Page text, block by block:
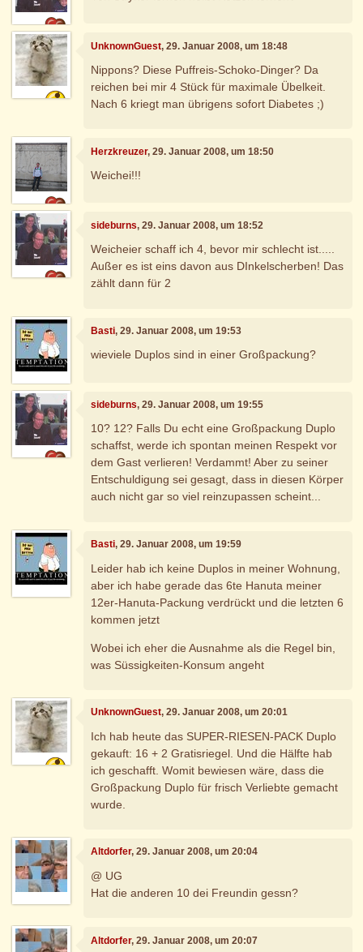
UnknownGuest, 29. Januar 2008, um 18:48
Nippons? Diese Puffreis-Schoko-Dinger? Da
reichen bei mir 4 Stück für maximale Übelkeit.
Nach 6 kriegt man übrigens sofort Diabetes ;)
Herzkreuzer, 29. Januar 2008, um 18:50
Weichei!!!
sideburns, 29. Januar 2008, um 18:52
Weicheier schaff ich 4, bevor mir schlecht ist.....
Außer es ist eins davon aus DInkelscherben! Das
zählt dann für 2
Basti, 29. Januar 2008, um 19:53
wieviele Duplos sind in einer Großpackung?
sideburns, 29. Januar 2008, um 19:55
10? 12? Falls Du echt eine Großpackung Duplo
schaffst, werde ich spontan meinen Respekt vor
dem Gast verlieren! Verdammt! Aber zu seiner
Entschuldigung sei gesagt, dass in diesen Körper
auch nicht gar so viel reinzupassen scheint...
Basti, 29. Januar 2008, um 19:59
Leider hab ich keine Duplos in meiner Wohnung,
aber ich habe gerade das 6te Hanuta meiner
12er-Hanuta-Packung verdrückt und die letzten 6
kommen jetzt
Wobei ich eher die Ausnahme als die Regel bin,
was Süssigkeiten-Konsum angeht
UnknownGuest, 29. Januar 2008, um 20:01
Ich hab heute das SUPER-RIESEN-PACK Duplo
gekauft: 16 + 2 Gratisriegel. Und die Hälfte hab
ich geschafft. Womit bewiesen wäre, dass die
Großpackung Duplo für frisch Verliebte gemacht
wurde.
Altdorfer, 29. Januar 2008, um 20:04
@ UG
Hat die anderen 10 dei Freundin gessn?
Altdorfer, 29. Januar 2008, um 20:07